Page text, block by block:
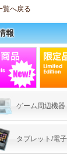
覧へ戻る
報
ゲーム周辺機器
タブレット/電